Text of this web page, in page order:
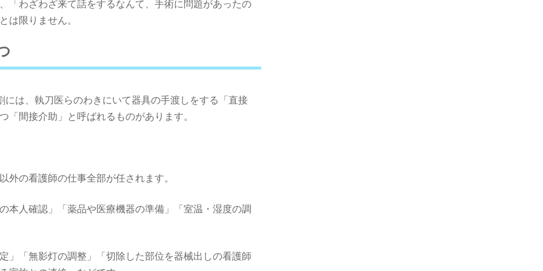
「わざわざ来て話をするなんて、手術に問題があったの
は限りません。
には、執刀医らのわきにいて器具の手渡しをする「直接
「間接介助」と呼ばれるものがあります。
外の看護師の仕事全部が任されます。
本人確認」「薬品や医療機器の準備」「室温・湿度の調
」「無影灯の調整」「切除した部位を器械出しの看護師